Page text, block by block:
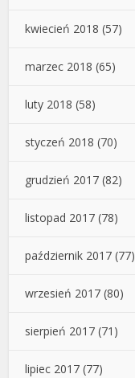
kwiecień 2018 (57)
marzec 2018 (65)
luty 2018 (58)
styczeń 2018 (70)
grudzień 2017 (82)
listopad 2017 (78)
październik 2017 (77)
wrzesień 2017 (80)
sierpień 2017 (71)
lipiec 2017 (77)